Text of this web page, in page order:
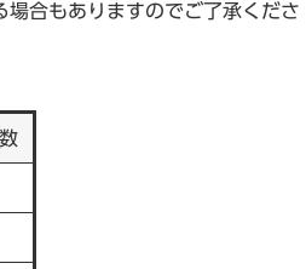
合もありますのでご了承くださ